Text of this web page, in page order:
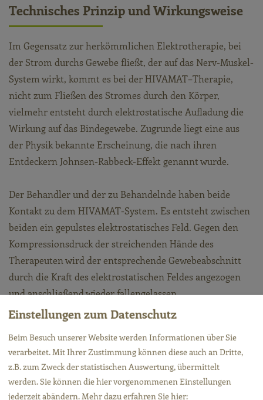
Technisches Prinzip und Wirkungsweise
Im Gegensatz zur herkömmlichen Elektrotherapie, bei
der Strom durchs Gewebe fließt, der auf das Nerv-Muskel-
System wirkt, kommt es bei der HIVAMAT–Therapie,
nicht zum Fließen des Stromes durch den Körper,
vielmehr entsteht durch elektrostatische Aufladung die
Wirkung auf das Bindegewebe. Zugrunde liegt eine aus
der Physik bekannte Erscheinung, die nach ihren
Entdeckern Johnsen-Rabbeck-Effekt genannt wurde.
Der Behandler und der zu Behandelnde haben beide
Kontakt zu dem HIVAMAT-System. Es entsteht zwischen
beiden ein gepulstes elektrostatisches Feld. Gegen den
Kompressionsdruck der streichenden Hände des
Therapeuten wird der entsprechende Gewebeabschnitt
durch die Kraft des elektrostatischen Feldes angezogen
und anschließend wieder fallengelassen.
bei der Anwendung zunehmend elektrostatisch aufladen,
sind unbegründet. Das Gerät verfügt über eine aktive
Entladevorrichtung.
Einstellungen zum Datenschutz
Beim Besuch unserer Website werden Informationen über Sie
verarbeitet. Mit Ihrer Zustimmung können diese auch an Dritte,
z.B. zum Zweck der statistischen Auswertung, übermittelt
werden. Sie können die hier vorgenommenen Einstellungen
jederzeit abändern.Mehr dazu erfahren Sie hier: